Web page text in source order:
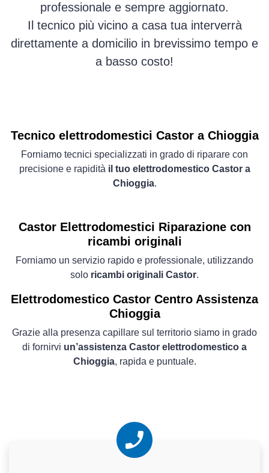
professionale e sempre aggiornato.
Il tecnico più vicino a casa tua interverrà
direttamente a domicilio in brevissimo tempo e
a basso costo!
Tecnico elettrodomestici Castor a Chioggia
Forniamo tecnici specializzati in grado di riparare con
precisione e rapidità il tuo elettrodomestico Castor a
Chioggia.
Castor Elettrodomestici Riparazione con
ricambi originali
Forniamo un servizio rapido e professionale, utilizzando
solo ricambi originali Castor.
Elettrodomestico Castor Centro Assistenza
Chioggia
Grazie alla presenza capillare sul territorio siamo in grado
di fornirvi un’assistenza Castor elettrodomestico a
Chioggia, rapida e puntuale.